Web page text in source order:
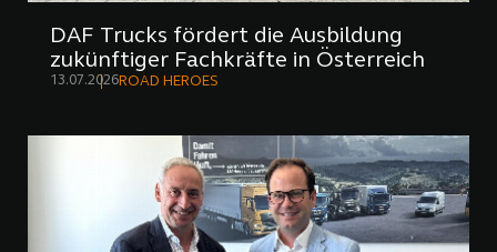
DAF Trucks fördert die Ausbildung
zukünftiger Fachkräfte in Österreich
13.07.2026ROAD HEROES